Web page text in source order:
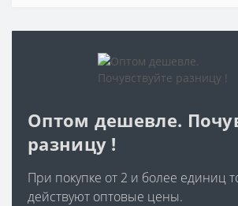
Оптом дешевле.
разницу !
При покупке от 2 и более единиц
действуют оптовые цены.